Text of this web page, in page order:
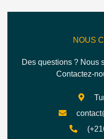
NOUS
Des questions ? Nous
Contactez-